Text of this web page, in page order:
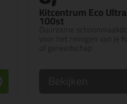
Kitcentrum Eco
100st
Duurzame